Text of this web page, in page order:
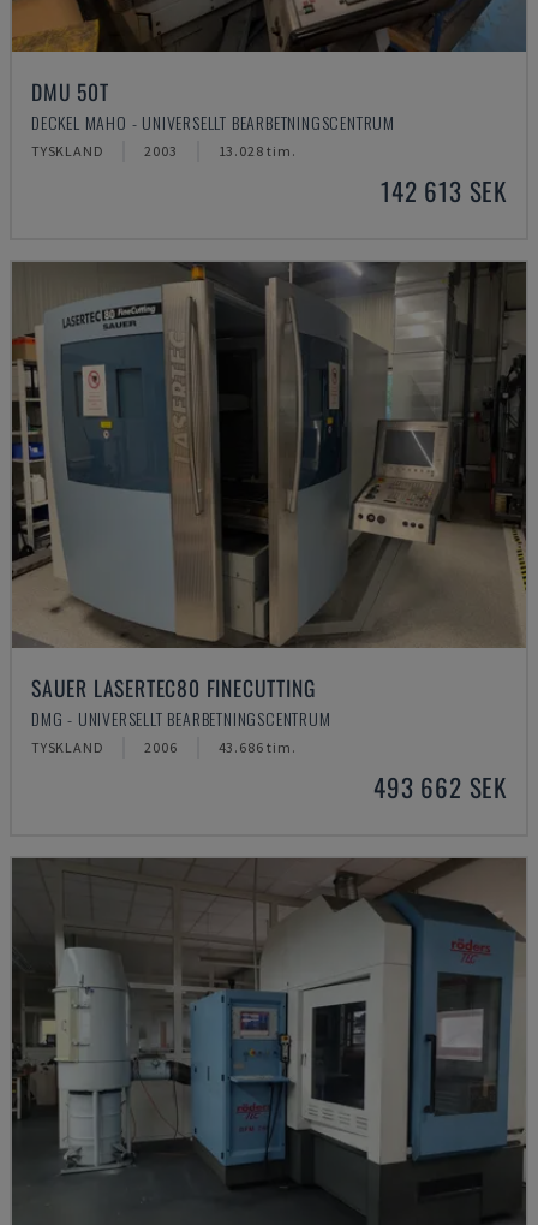
DMU 50T
DECKEL MAHO - UNIVERSELLT BEARBETNINGSCENTRUM
TYSKLAND 2003 13.028 tim.
142 613 SEK
SAUER LASERTEC80 FINECUTTING
DMG - UNIVERSELLT BEARBETNINGSCENTRUM
TYSKLAND 2006 43.686 tim.
493 662 SEK